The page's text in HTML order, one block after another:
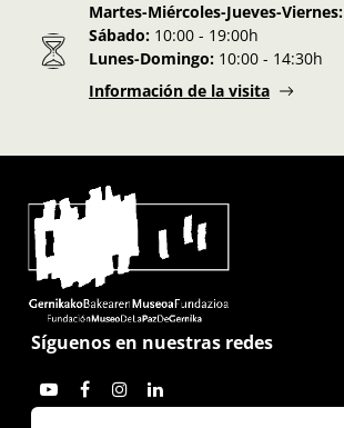
Martes-Miércoles-Jueves-Viernes:
Sábado: 10:00 - 19:00h
Lunes-Domingo: 10:00 - 14:30h
Información de la visita
Síguenos en nuestras redes